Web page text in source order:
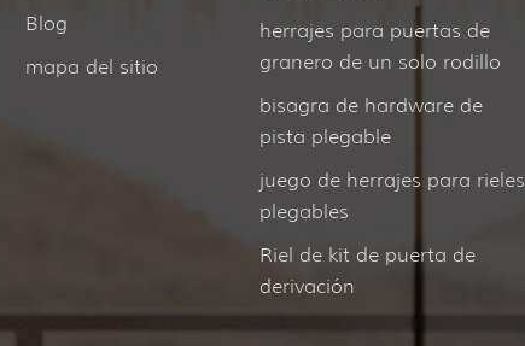
Blog
mapa del sitio
herrajes para puertas de
granero de un solo rodillo
bisagra de hardware de
pista plegable
juego de herrajes para rieles
plegables
Riel de kit de puerta de
derivación